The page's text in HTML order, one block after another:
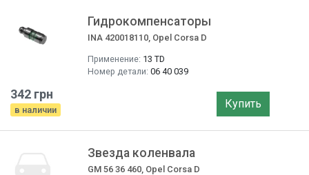
Гидрокомпенсаторы
INA 420018110, Opel Corsa D
Применение: 13 TD
Номер детали: 06 40 039
342 грн
в наличии Купить
Звезда коленвала
GM 56 36 460, Opel Corsa D